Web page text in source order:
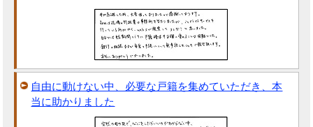
自由に動けない中、必要な戸籍を集めていただき、本
当に助かりました